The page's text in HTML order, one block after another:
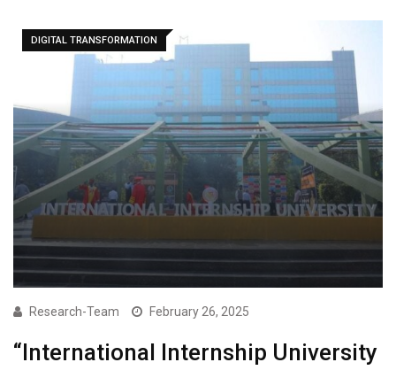
DIGITAL TRANSFORMATION
Research-Team February 26, 2025
“International Internship University